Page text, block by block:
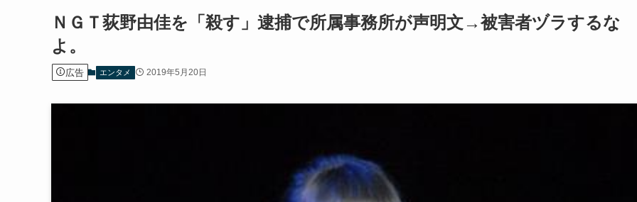
ＮＧＴ荻野由佳を「殺す」逮捕で所属事務所が声明文→被害者ヅラするな
よ。
広告 エンタメ 2019年5月20日